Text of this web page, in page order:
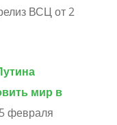
ВСЦ от 2
мир в
февраля